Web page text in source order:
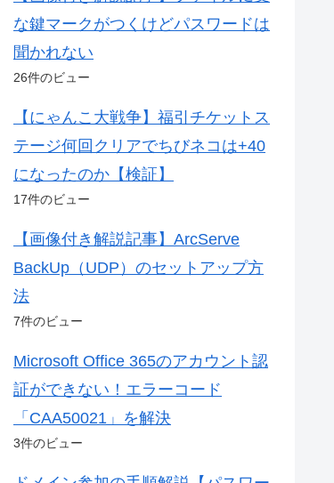
な鍵マークがつくけどパスワードは
聞かれない
26件のビュー
【にゃんこ大戦争】福引チケットス
テージ何回クリアでちびネコは+40
になったのか【検証】
17件のビュー
【画像付き解説記事】ArcServe
BackUp（UDP）のセットアップ方
法
7件のビュー
Microsoft Office 365のアカウント認
証ができない！エラーコード
「CAA50021」を解決
3件のビュー